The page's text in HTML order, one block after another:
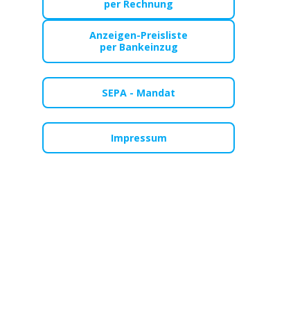
per Rechnung
Anzeigen-Preisliste
per Bankeinzug
SEPA - Mandat
Impressum